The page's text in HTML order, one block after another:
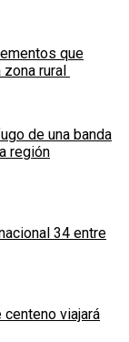
que
rural
de una banda
región
34 entre
centeno viajará